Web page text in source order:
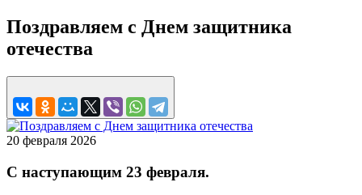
Поздравляем с Днем защитника
отечества
20 февраля 2026
С наступающим 23 февраля.